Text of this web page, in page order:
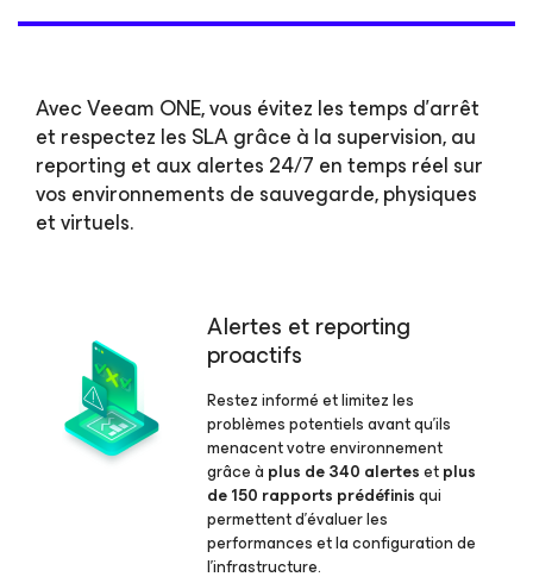
Avec Veeam ONE, vous évitez les temps d’arrêt
et respectez les SLA grâce à la supervision, au
reporting et aux alertes 24/7 en temps réel sur
vos environnements de sauvegarde, physiques
et virtuels.
Alertes et reporting
proactifs
Restez informé et limitez les
problèmes potentiels avant qu’ils
menacent votre environnement
grâce à plus de 340 alertesetplus
de 150 rapports prédéfinisqui
permettent d'évaluer les
performances et la configuration de
l’infrastructure.